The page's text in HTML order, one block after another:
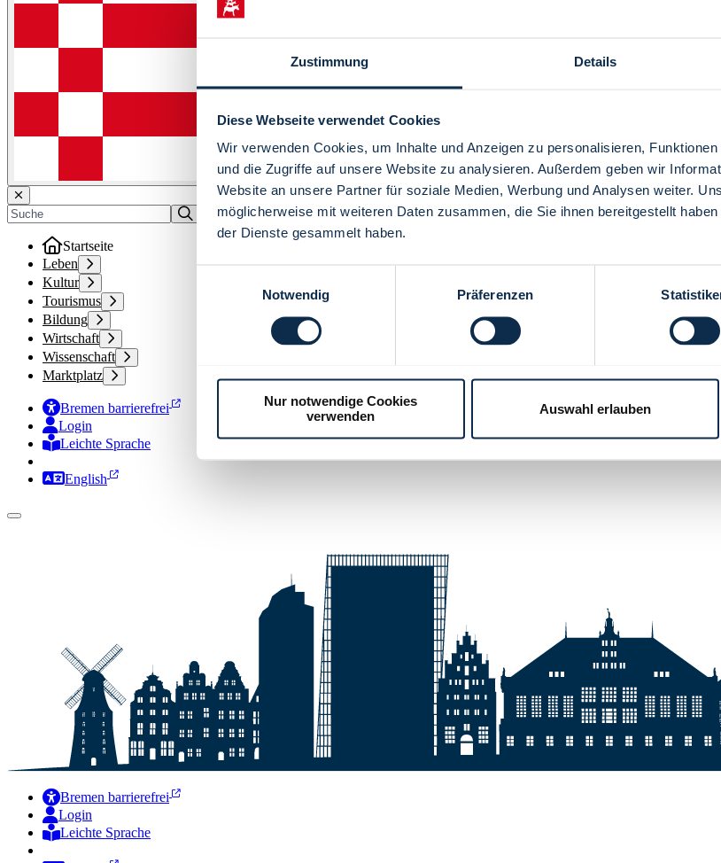
Zustimmung Details
Diese Webseite verwendet Cookies
Wir verwenden Cookies, um Inhalte und Anzeigen zu personalisieren,
und die Zugriffe auf unsere Website zu analysieren. Außerdem geben wir
Website an unsere Partner für soziale Medien, Werbung und Analysen weiter.
möglicherweise mit weiteren Daten zusammen, die Sie ihnen bereitgestellt
der Dienste gesammelt haben.
Notwendig
Präferenzen
Nur notwendige Cookies
verwenden
Auswahl erlauben
Menü
Startseite
Leben
Kultur
Tourismus
Bildung
Wirtschaft
Wissenschaft
Marktplatz
Bremen barrierefrei
Login
Leichte Sprache
Zur Deutschen Gebärdensprache
English
Bremen barrierefrei
Login
Leichte Sprache